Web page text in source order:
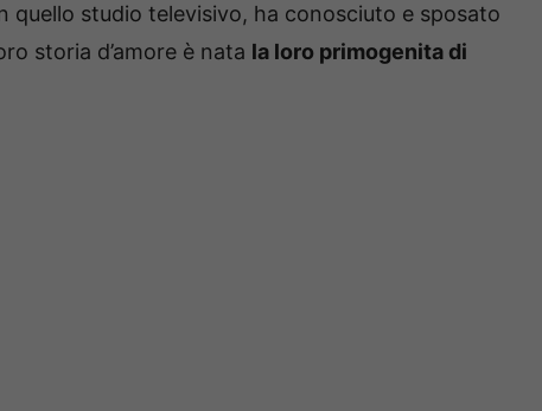
quello studio televisivo, ha conosciuto e sposato
storia d’amore è nata la loro primogenita di